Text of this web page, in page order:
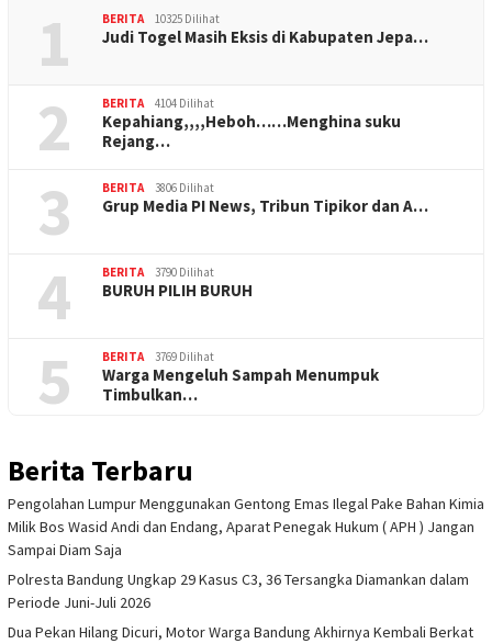
1 BERITA 10325 Dilihat
Judi Togel Masih Eksis di Kabupaten Jepa…
2 BERITA 4104 Dilihat
Kepahiang,,,,Heboh……Menghina suku
Rejang…
3 BERITA 3806 Dilihat
Grup Media PI News, Tribun Tipikor dan A…
4 BERITA 3790 Dilihat
BURUH PILIH BURUH
5 BERITA 3769 Dilihat
Warga Mengeluh Sampah Menumpuk
Timbulkan…
Berita Terbaru
Pengolahan Lumpur Menggunakan Gentong Emas Ilegal Pake Bahan Kimia
Milik Bos Wasid Andi dan Endang, Aparat Penegak Hukum ( APH ) Jangan
Sampai Diam Saja
Polresta Bandung Ungkap 29 Kasus C3, 36 Tersangka Diamankan dalam
Periode Juni-Juli 2026
Dua Pekan Hilang Dicuri, Motor Warga Bandung Akhirnya Kembali Berkat